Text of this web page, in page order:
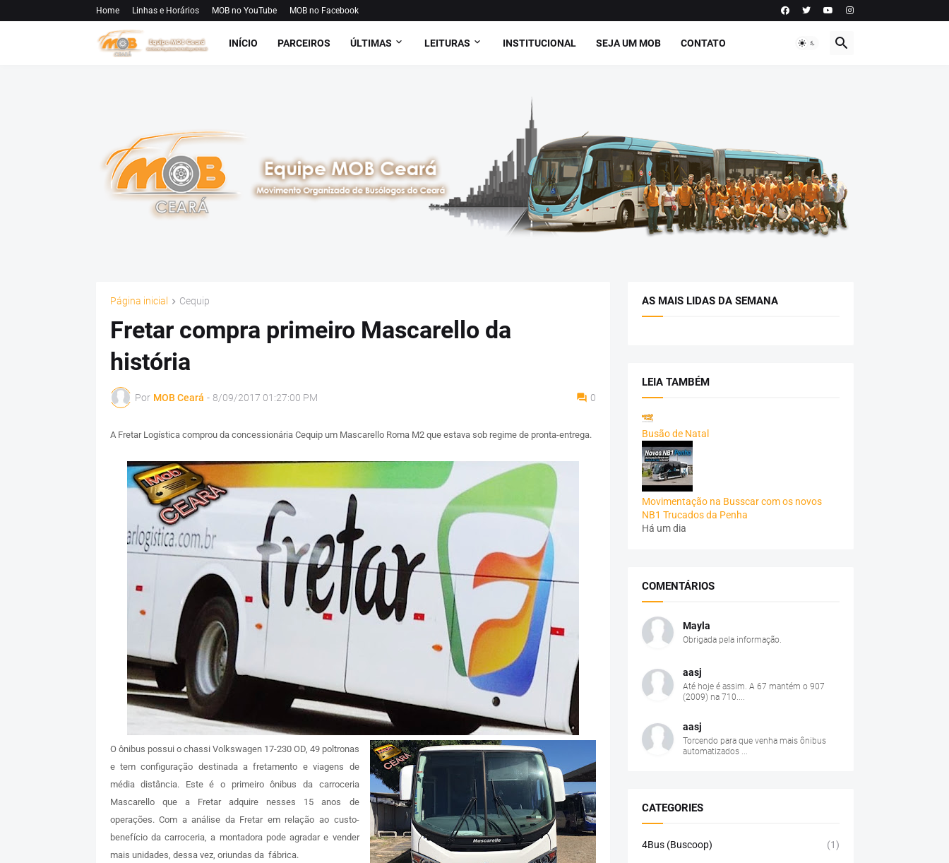
Home Linhas e Horários MOB no YouTube MOB no Facebook
INÍCIO PARCEIROS ÚLTIMAS LEITURAS INSTITUCIONAL SEJA UM MOB CONTATO
Página inicial Cequip
Fretar compra primeiro Mascarello da
história
Por MOB Ceará - 8/09/2017 01:27:00 PM 0
A Fretar Logística comprou da concessionária Cequip um Mascarello Roma M2 que estava sob regime de pronta-entrega.
O ônibus possui o chassi Volkswagen 17-230 OD, 49 poltronas
e tem configuração destinada a fretamento e viagens de
média distância. Este é o primeiro ônibus da carroceria
Mascarello que a Fretar adquire nesses 15 anos de
operações. Com a análise da Fretar em relação ao custo-
benefício da carroceria, a montadora pode agradar e vender
mais unidades, dessa vez, oriundas da fábrica.
AS MAIS LIDAS DA SEMANA
LEIA TAMBÉM
Busão de Natal
Movimentação na Busscar com os novos
NB1 Trucados da Penha
Há um dia
COMENTÁRIOS
Mayla
Obrigada pela informação.
aasj
Até hoje é assim. A 67 mantém o 907
(2009) na 710....
aasj
Torcendo para que venha mais ônibus
automatizados ...
CATEGORIES
4Bus (Buscoop) (1)